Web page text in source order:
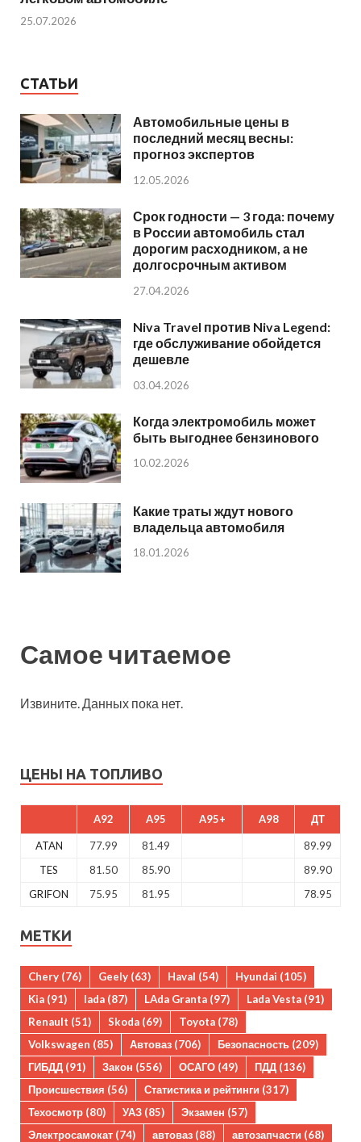
25.07.2026
СТАТЬИ
Автомобильные цены в
последний месяц весны:
прогноз экспертов
12.05.2026
Срок годности — 3 года: почему
в России автомобиль стал
дорогим расходником, а не
долгосрочным активом
27.04.2026
Niva Travel против Niva Legend:
где обслуживание обойдется
дешевле
03.04.2026
Когда электромобиль может
быть выгоднее бензинового
10.02.2026
Какие траты ждут нового
владельца автомобиля
18.01.2026
Самое читаемое
Извините. Данных пока нет.
ЦЕНЫ НА ТОПЛИВО
A92 A95 A95+ A98 ДТ
ATAN 77.99 81.49
89.99
TES
81.50 85.90
89.90
GRIFON
75.95 81.95 78.95
МЕТКИ
Chery (76) Geely (63) Haval (54) Hyundai (105)
Kia (91) lada (87) LAda Granta (97) Lada Vesta (91)
Renault (51) Skoda (69) Toyota (78)
Volkswagen (85) Автоваз (706) Безопасность (209)
ГИБДД (91) Закон (556) ОСАГО (49) ПДД (136)
Происшествия (56) Статистика и рейтинги (317)
Техосмотр (80) УАЗ (85) Экзамен (57)
Электросамокат (74) автоваз (88) автозапчасти (68)